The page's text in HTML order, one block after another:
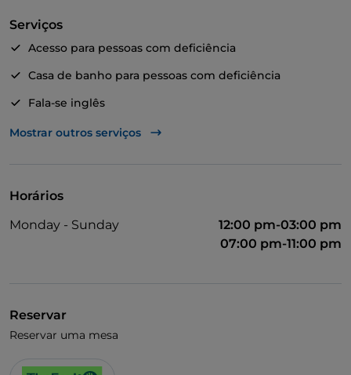
Serviços
Acesso para pessoas com deficiência
Casa de banho para pessoas com deficiência
Fala-se inglês
Menu infantil
Mostrar outros serviços
Horários
Monday - Sunday
12:00 pm-03:00 pm
07:00 pm-11:00 pm
Reservar
Reservar uma mesa